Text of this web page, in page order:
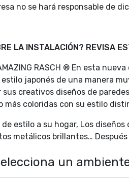
no se hará responsable de
LA INSTALACIÓN? REVISA
RASCH ® En esta
japonés de una manera
sus creativos diseños de
más coloridas con su estilo
estilo a su hogar, Los
metálicos brillantes…
un